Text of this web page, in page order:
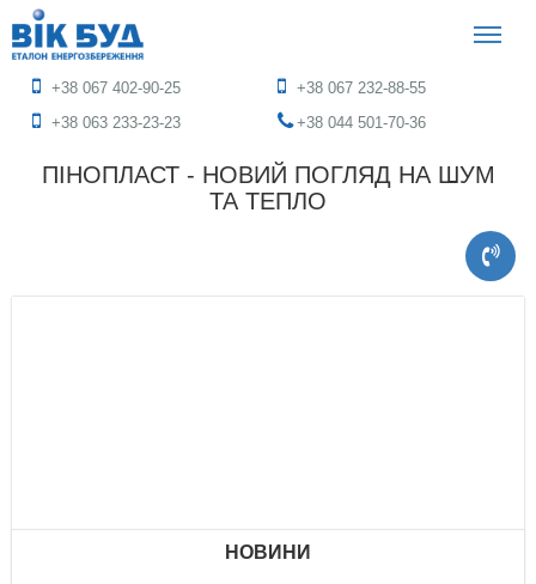
+38 067 402-90-25
+38 067 232-88-55
+38 063 233-23-23
+38 044 501-70-36
ПІНОПЛАСТ - НОВИЙ ПОГЛЯД НА ШУМ
ТА ТЕПЛО
НОВИНИ